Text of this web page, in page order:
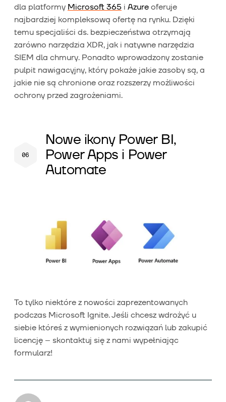
dla platformy Microsoft 365 i Azure oferuje
najbardziej kompleksową ofertę na rynku. Dzięki
temu specjaliści ds. bezpieczeństwa otrzymają
zarówno narzędzia XDR, jak i natywne narzędzia
SIEM dla chmury. Ponadto wprowadzony zostanie
pulpit nawigacyjny, który pokaże jakie zasoby są, a
jakie nie są chronione oraz rozszerzy możliwości
ochrony przed zagrożeniami.
Nowe ikony Power BI,
Power Apps i Power
Automate
To tylko niektóre z nowości zaprezentowanych
podczas Microsoft Ignite. Jeśli chcesz wdrożyć u
siebie któreś z wymienionych rozwiązań lub zakupić
licencję – skontaktuj się z nami wypełniając
formularz!